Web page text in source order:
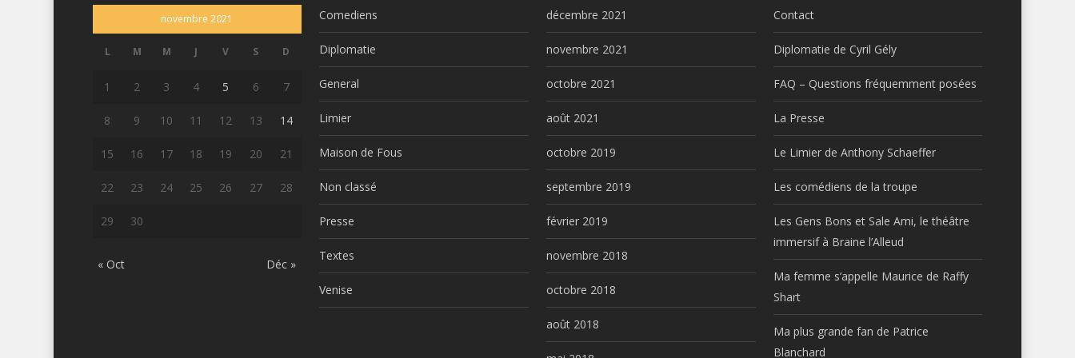
novembre 2021
L M M J V S D
1 2 3 4 5 6 7
8 9 10 11 12 13 14
15 16 17 18 19 20 21
22 23 24 25 26 27 28
29 30
« Oct Déc »
Comediens
Diplomatie
General
Limier
Maison de Fous
Non classé
Presse
Textes
Venise
décembre 2021
novembre 2021
octobre 2021
août 2021
octobre 2019
septembre 2019
février 2019
novembre 2018
octobre 2018
août 2018
Contact
Diplomatie de Cyril Gély
FAQ – Questions fréquemment posées
La Presse
Le Limier de Anthony Schaeffer
Les comédiens de la troupe
Les Gens Bons et Sale Ami, le théâtre
immersif à Braine l’Alleud
Ma femme s’appelle Maurice de Raffy
Shart
Ma plus grande fan de Patrice
Blanchard